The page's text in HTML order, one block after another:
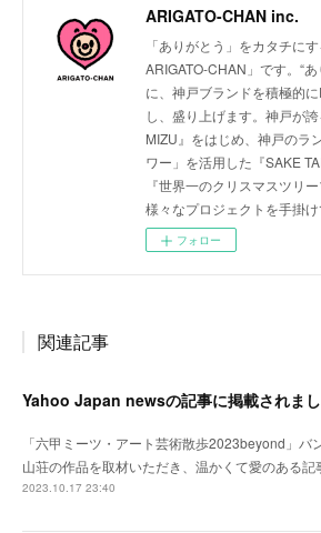
ARIGATO-CHAN inc.
「ありがとう」をカタチに
ARIGATO-CHAN」です。“
に、神戸ブランドを積極的
し、盛り上げます。神戸が
MIZU』をはじめ、神戸のラ
ワー」を活用した『SAKE
『世界一のクリスマスツリ
様々なプロジェクトを手掛け
フォロー
関連記事
「六甲ミーツ・アート芸術散歩2023beyond」バ
山荘の作品を取材いただき、温かくて愛のある
2023.10.17 23:40